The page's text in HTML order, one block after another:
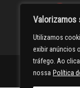
Valorizamos
Utilizamos
exibir anúncios
tráfego. Ao
nossa Política